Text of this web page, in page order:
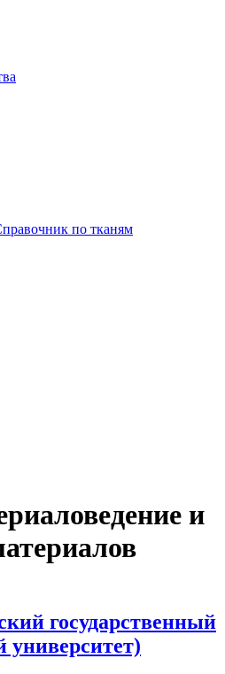
по тканям
и
государственный
университет)